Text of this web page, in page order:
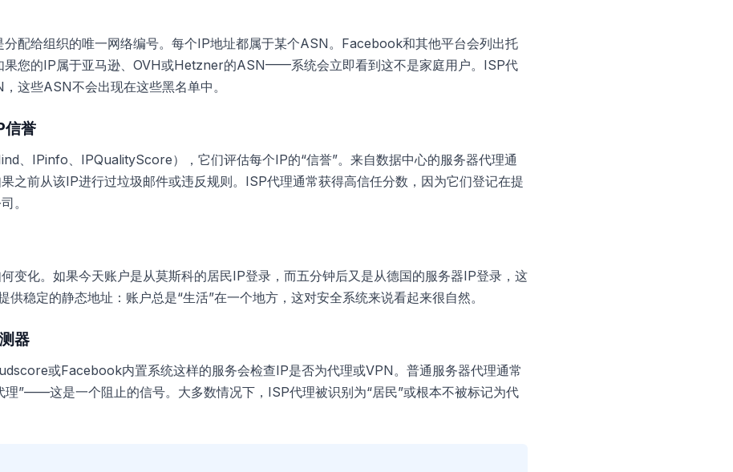
配给组织的唯一网络编号。每个IP地址都属于某个ASN。Facebook和其他平台会列出托
果您的IP属于亚马逊、OVH或Hetzner的ASN——系统会立即看到这不是家庭用户。ISP代
这些ASN不会出现在这些黑名单中。
信誉
、IPinfo、IPQualityScore），它们评估每个IP的“信誉”。来自数据中心的服务器代理通
前从该IP进行过垃圾邮件或违反规则。ISP代理通常获得高信任分数，因为它们登记在提
。
变化。如果今天账户是从莫斯科的居民IP登录，而五分钟后又是从德国的服务器IP登录，这
供稳定的静态地址：账户总是“生活”在一个地方，这对安全系统来说看起来很自然。
器
或Facebook内置系统这样的服务会检查IP是否为代理或VPN。普通服务器代理通常
理”——这是一个阻止的信号。大多数情况下，ISP代理被识别为“居民”或根本不被标记为代